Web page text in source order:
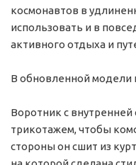
космонавтов в
использовать и в
активного отдыха и
В обновленной модели
Воротник с
трикотажем, чтобы
стороны он сшит из